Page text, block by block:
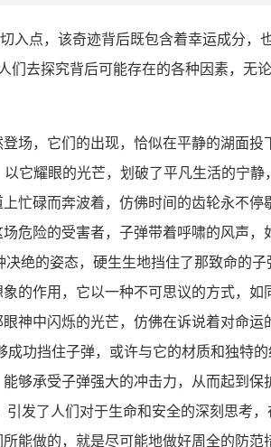
入点，该奇迹背后既包含着幸运成分，
去探究背后可能存在的各种因素，无
场，它们的出现，恰似在平静的湖面
它耀眼的光芒，划破了平凡生活的宁
忙碌而奔波着，仿佛时间的齿轮永不
危险的受害者，子弹带着呼啸的风声
的姿态，硬生生地挡住了那致命的
的作用，它以一种不可思议的方式，
神中闪烁的光芒，仿佛在诉说着对命
功挡住子弹，或许与它的材质和独特
够承受子弹强大的冲击力，从而起到
发了人们对于生命和安全的深刻思考
能做的，就是尽可能地做好周全的防